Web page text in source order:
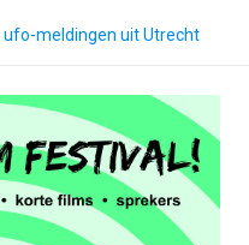
ufo-meldingen uit Utrecht